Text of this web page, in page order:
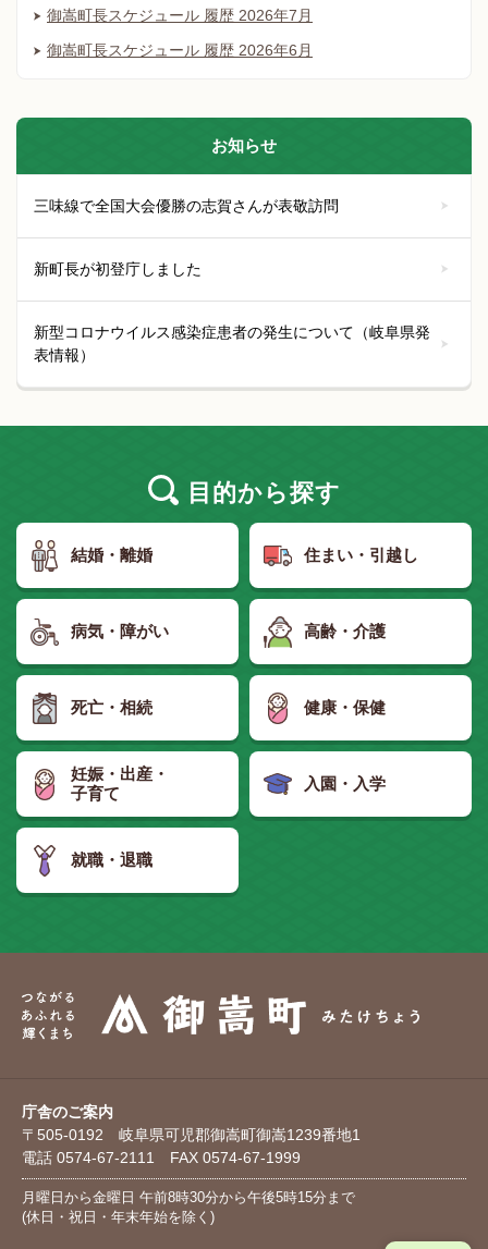
御嵩町長スケジュール 履歴 2026年7月
御嵩町長スケジュール 履歴 2026年6月
お知らせ
三味線で全国大会優勝の志賀さんが表敬訪問
新町長が初登庁しました
新型コロナウイルス感染症患者の発生について（岐阜県発
表情報）
目的から探す
結婚・離婚 住まい・引越し
病気・障がい 高齢・介護
死亡・相続 健康・保健
妊娠・出産・
子育て
入園・入学
就職・退職
庁舎のご案内
〒505-0192 岐阜県可児郡御嵩町御嵩1239番地1
電話 0574-67-2111 FAX 0574-67-1999
月曜日から金曜日 午前8時30分から午後5時15分まで
(休日・祝日・年末年始を除く)